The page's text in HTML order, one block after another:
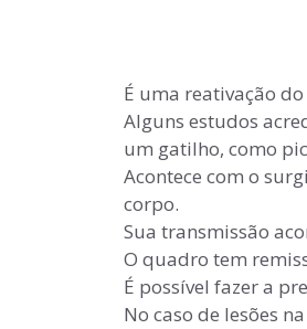
É uma reativação
Alguns estudos
um gatilho, como
Acontece com o
corpo.
Sua transmissão
O quadro tem
É possível fazer a
No caso de lesões